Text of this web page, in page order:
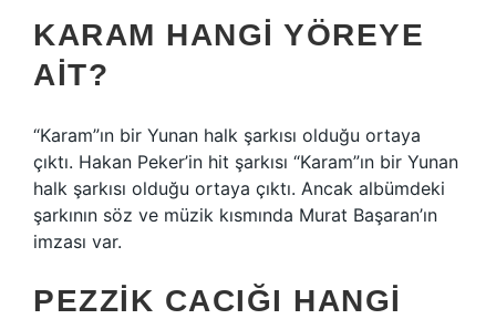
KARAM HANGI YÖREYE
AIT?
“Karam”ın bir Yunan halk şarkısı olduğu ortaya
çıktı. Hakan Peker’in hit şarkısı “Karam”ın bir Yunan
halk şarkısı olduğu ortaya çıktı. Ancak albümdeki
şarkının söz ve müzik kısmında Murat Başaran’ın
imzası var.
PEZZIK CACIĞI HANGI